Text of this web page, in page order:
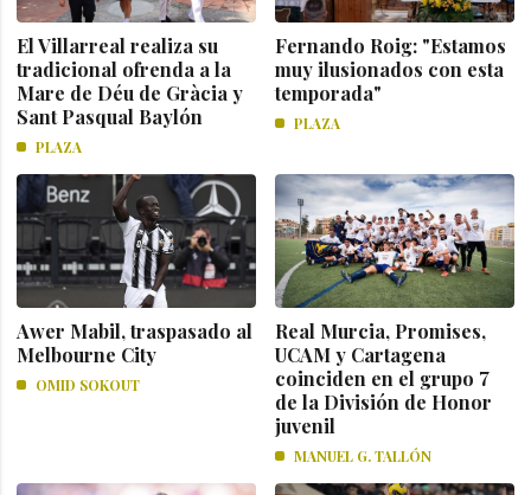
El Villarreal realiza su
tradicional ofrenda a la
Mare de Déu de Gràcia y
Sant Pasqual Baylón
PLAZA
Fernando Roig: "Estamos
muy ilusionados con esta
temporada"
PLAZA
Awer Mabil, traspasado al
Melbourne City
OMID SOKOUT
Real Murcia, Promises,
UCAM y Cartagena
coinciden en el grupo 7
de la División de Honor
juvenil
MANUEL G. TALLÓN